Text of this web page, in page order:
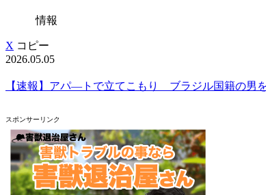
情報
X コピー
2026.05.05
【速報】アパ―トで立てこもり ブラジル国籍の男
スポンサーリンク